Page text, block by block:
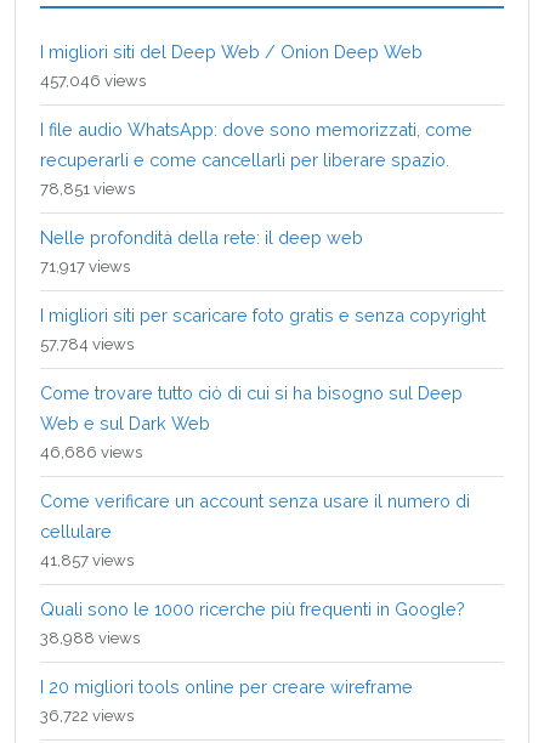
I migliori siti del Deep Web / Onion Deep Web
457,046 views
I file audio WhatsApp: dove sono memorizzati, come
recuperarli e come cancellarli per liberare spazio.
78,851 views
Nelle profondità della rete: il deep web
71,917 views
I migliori siti per scaricare foto gratis e senza copyright
57,784 views
Come trovare tutto ciò di cui si ha bisogno sul Deep
Web e sul Dark Web
46,686 views
Come verificare un account senza usare il numero di
cellulare
41,857 views
Quali sono le 1000 ricerche più frequenti in Google?
38,988 views
I 20 migliori tools online per creare wireframe
36,722 views